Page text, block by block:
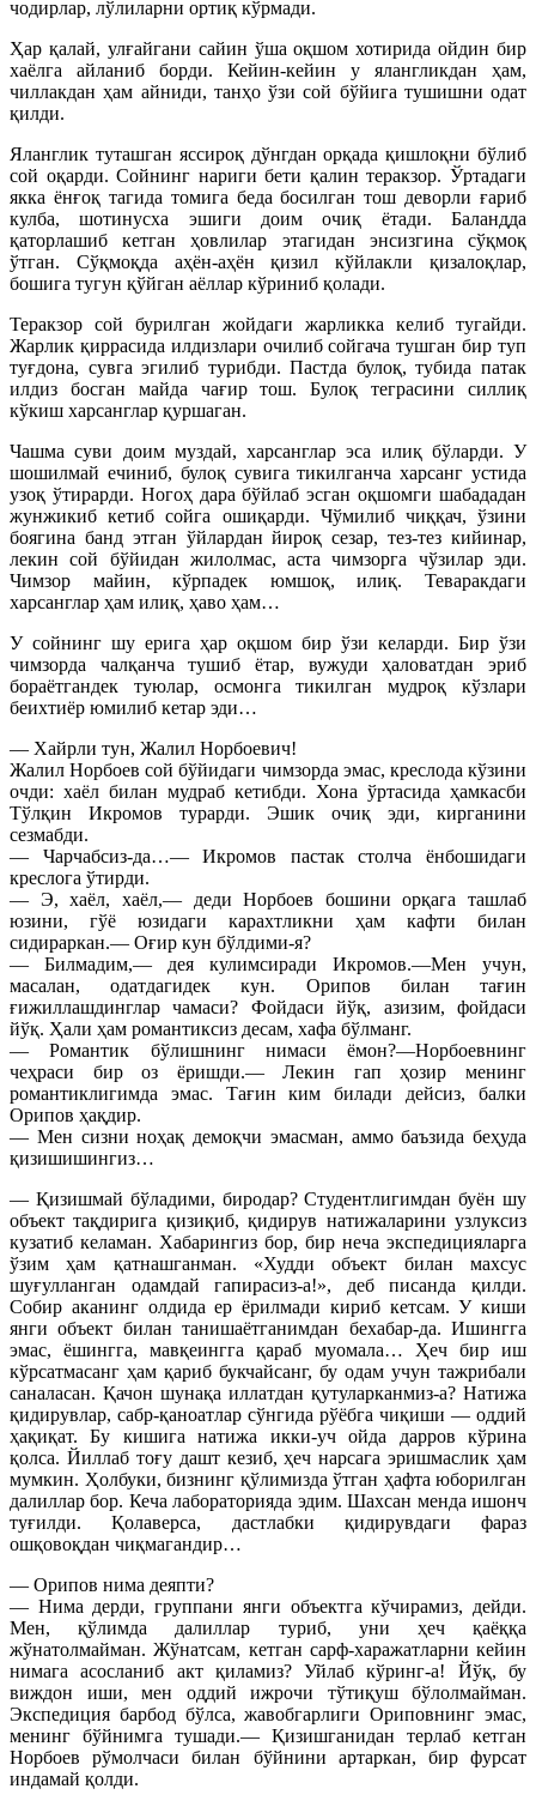
чодирлар, лўлиларни ортиқ кўрмади.
Ҳар қалай, улғайгани сайин ўша оқшом хотирида ойдин бир
хаёлга айланиб борди. Кейин-кейин у ялангликдан ҳам,
чиллакдан ҳам айниди, танҳо ўзи сой бўйига тушишни одат
қилди.
Яланглик туташган яссироқ дўнгдан орқада қишлоқни бўлиб
сой оқарди. Сойнинг нариги бети қалин теракзор. Ўртадаги
якка ёнғоқ тагида томига беда босилган тош деворли ғариб
кулба, шотинусха эшиги доим очиқ ётади. Баландда
қаторлашиб кетган ҳовлилар этагидан энсизгина сўқмоқ
ўтган. Сўқмоқда аҳён-аҳён қизил кўйлакли қизалоқлар,
бошига тугун қўйган аёллар кўриниб қолади.
Теракзор сой бурилган жойдаги жарликка келиб тугайди.
Жарлик қиррасида илдизлари очилиб сойгача тушган бир туп
туғдона, сувга эгилиб турибди. Пастда булоқ, тубида патак
илдиз босган майда чағир тош. Булоқ теграсини силлиқ
кўкиш харсанглар қуршаган.
Чашма суви доим муздай, харсанглар эса илиқ бўларди. У
шошилмай ечиниб, булоқ сувига тикилганча харсанг устида
узоқ ўтирарди. Ногоҳ дара бўйлаб эсган оқшомги шабададан
жунжикиб кетиб сойга ошиқарди. Чўмилиб чиққач, ўзини
боягина банд этган ўйлардан йироқ сезар, тез-тез кийинар,
лекин сой бўйидан жилолмас, аста чимзорга чўзилар эди.
Чимзор майин, кўрпадек юмшоқ, илиқ. Теваракдаги
харсанглар ҳам илиқ, ҳаво ҳам…
У сойнинг шу ерига ҳар оқшом бир ўзи келарди. Бир ўзи
чимзорда чалқанча тушиб ётар, вужуди ҳаловатдан эриб
бораётгандек туюлар, осмонга тикилган мудроқ кўзлари
беихтиёр юмилиб кетар эди…
— Хайрли тун, Жалил Норбоевич!
Жалил Норбоев сой бўйидаги чимзорда эмас, креслода кўзини
очди: хаёл билан мудраб кетибди. Хона ўртасида ҳамкасби
Тўлқин Икромов турарди. Эшик очиқ эди, кирганини
сезмабди.
— Чарчабсиз-да…— Икромов пастак столча ёнбошидаги
креслога ўтирди.
— Э, хаёл, хаёл,— деди Норбоев бошини орқага ташлаб
юзини, гўё юзидаги карахтликни ҳам кафти билан
сидираркан.— Оғир кун бўлдими-я?
— Билмадим,— дея кулимсиради Икромов.—Мен учун,
масалан, одатдагидек кун. Орипов билан тағин
ғижиллашдинглар чамаси? Фойдаси йўқ, азизим, фойдаси
йўқ. Ҳали ҳам романтиксиз десам, хафа бўлманг.
— Романтик бўлишнинг нимаси ёмон?—Норбоевнинг
чеҳраси бир оз ёришди.— Лекин гап ҳозир менинг
романтиклигимда эмас. Тағин ким билади дейсиз, балки
Орипов ҳақдир.
— Мен сизни ноҳақ демоқчи эмасман, аммо баъзида беҳуда
қизишишингиз…
— Қизишмай бўладими, биродар? Студентлигимдан буён шу
объект тақдирига қизиқиб, қидирув натижаларини узлуксиз
кузатиб келаман. Хабарингиз бор, бир неча экспедицияларга
ўзим ҳам қатнашганман. «Худди объект билан махсус
шуғулланган одамдай гапирасиз-а!», деб писанда қилди.
Собир аканинг олдида ер ёрилмади кириб кетсам. У киши
янги объект билан танишаётганимдан бехабар-да. Ишингга
эмас, ёшингга, мавқеингга қараб муомала… Ҳеч бир иш
кўрсатмасанг ҳам қариб букчайсанг, бу одам учун тажрибали
саналасан. Қачон шунақа иллатдан қутуларканмиз-а? Натижа
қидирувлар, сабр-қаноатлар сўнгида рўёбга чиқиши — оддий
ҳақиқат. Бу кишига натижа икки-уч ойда дарров кўрина
қолса. Йиллаб тоғу дашт кезиб, ҳеч нарсага эришмаслик ҳам
мумкин. Ҳолбуки, бизнинг қўлимизда ўтган ҳафта юборилган
далиллар бор. Кеча лабораторияда эдим. Шахсан менда ишонч
туғилди. Қолаверса, дастлабки қидирувдаги фараз
ошқовоқдан чиқмагандир…
— Орипов нима деяпти?
— Нима дерди, группани янги объектга кўчирамиз, дейди.
Мен, қўлимда далиллар туриб, уни ҳеч қаёққа
жўнатолмайман. Жўнатсам, кетган сарф-харажатларни кейин
нимага асосланиб акт қиламиз? Уйлаб кўринг-а! Йўқ, бу
виждон иши, мен оддий ижрочи тўтиқуш бўлолмайман.
Экспедиция барбод бўлса, жавобгарлиги Ориповнинг эмас,
менинг бўйнимга тушади.— Қизишганидан терлаб кетган
Норбоев рўмолчаси билан бўйнини артаркан, бир фурсат
индамай қолди.